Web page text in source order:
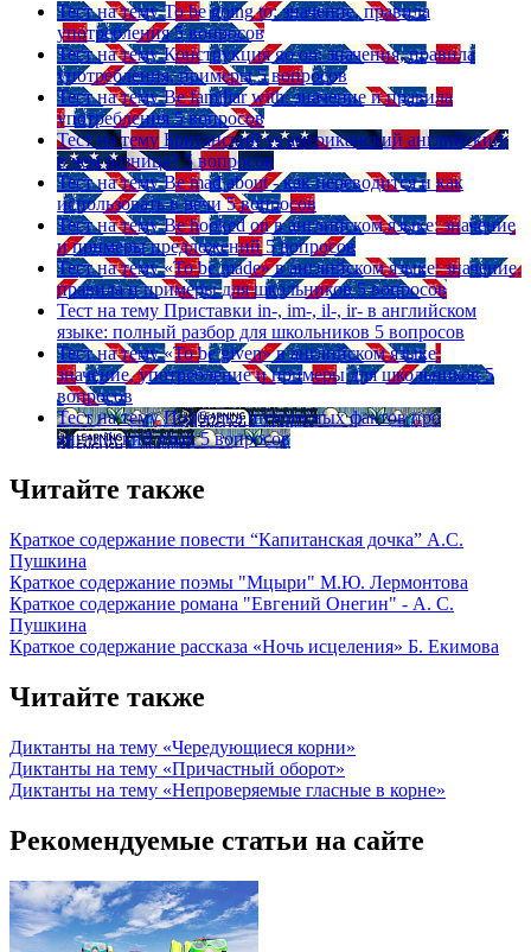
Тест на тему To be going to: значение, правила
употребления 5 вопросов
Тест на тему Конструкция go on: значения, правила
употребления, примеры 5 вопросов
Тест на тему Be familiar with: значение и правила
употребления 5 вопросов
Тест на тему Британский vs американский английский:
в чем разница? 5 вопросов
Тест на тему Be mad about - как переводится и как
использовать в речи 5 вопросов
Тест на тему Be hooked on в английском языке: значение
и примеры предложений 5 вопросов
Тест на тему «To be made» в английском языке: значение,
правила и примеры для школьников 5 вопросов
Тест на тему Приставки in-, im-, il-, ir- в английском
языке: полный разбор для школьников 5 вопросов
Тест на тему «To be given» в английском языке:
значение, употребление и примеры для школьников 5
вопросов
Тест на тему Подборка интересных фактов про
английский язык 5 вопросов
Читайте также
Краткое содержание повести “Капитанская дочка” А.С.
Пушкина
Краткое содержание поэмы "Мцыри" М.Ю. Лермонтова
Краткое содержание романа "Евгений Онегин" - А. С.
Пушкина
Краткое содержание рассказа «Ночь исцеления» Б. Екимова
Читайте также
Диктанты на тему «Чередующиеся корни»
Диктанты на тему «Причастный оборот»
Диктанты на тему «Непроверяемые гласные в корне»
Рекомендуемые статьи на сайте